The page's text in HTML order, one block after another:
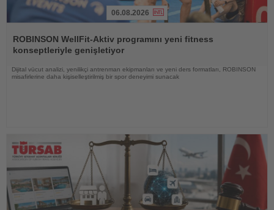
Oku
06.08.2026
ROBINSON WellFit-Aktiv programını yeni fitness
konseptleriyle genişletiyor
Dijital vücut analizi, yenilikçi antrenman ekipmanları ve yeni ders formatları, ROBINSON
misafirlerine daha kişiselleştirilmiş bir spor deneyimi sunacak